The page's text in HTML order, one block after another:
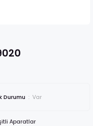
Durumu Var
Aparatlar